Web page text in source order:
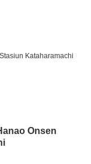
Stasiun Kataharamachi
Onsen